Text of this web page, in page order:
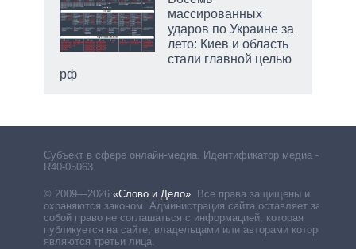
массированных
ударов по Украине за
лето: Киев и область
стали главной целью
рф
Субъект в сфере онлайн-медиа. Идентификатор медиа –
R40-05063
© 2009—2026 «Слово и Дело». Все права защищены и
охраняются законом. Администрация сайта оставляет за
собой право не соглашаться с информацией, которая
публикуется на сайте, владельцами или авторами которой
являются третьи лица.